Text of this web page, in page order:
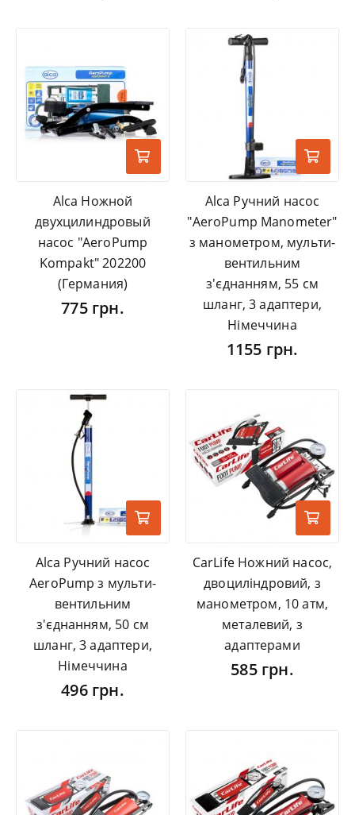
Alca Ножной
двухцилиндровый
насос "AeroPump
Kompakt" 202200
(Германия)
775 грн.
Alca Ручний насос
"AeroPump Manometer"
з манометром, мульти-
вентильним
з'єднанням, 55 см
шланг, 3 адаптери,
Німеччина
1155 грн.
Alca Ручний насос
AeroPump з мульти-
вентильним
з'єднанням, 50 см
шланг, 3 адаптери,
Німеччина
496 грн.
CarLife Ножний насос,
двоциліндровий, з
манометром, 10 атм,
металевий, з
адаптерами
585 грн.